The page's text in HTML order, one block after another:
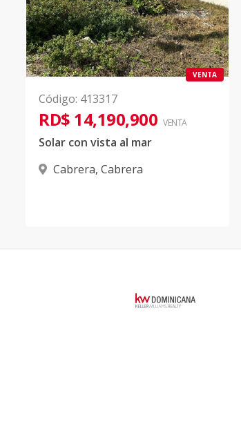
VENTA
Código: 413317
RD$ 14,190,900 VENTA
Solar con vista al mar
Cabrera, Cabrera